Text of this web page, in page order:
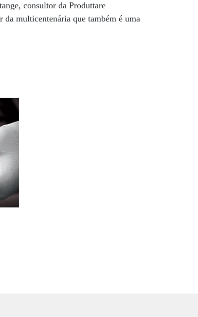
consultor da Produttare
da multicentenária que também é uma